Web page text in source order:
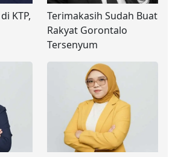
KTP,
Terimakasih Sudah Buat
Rakyat Gorontalo
Tersenyum